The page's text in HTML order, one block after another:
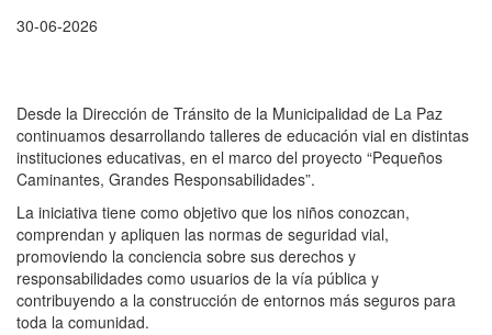
30-06-2026
Desde la Dirección de Tránsito de la Municipalidad de La Paz
continuamos desarrollando talleres de educación vial en distintas
instituciones educativas, en el marco del proyecto “Pequeños
Caminantes, Grandes Responsabilidades”.
La iniciativa tiene como objetivo que los niños conozcan,
comprendan y apliquen las normas de seguridad vial,
promoviendo la conciencia sobre sus derechos y
responsabilidades como usuarios de la vía pública y
contribuyendo a la construcción de entornos más seguros para
toda la comunidad.